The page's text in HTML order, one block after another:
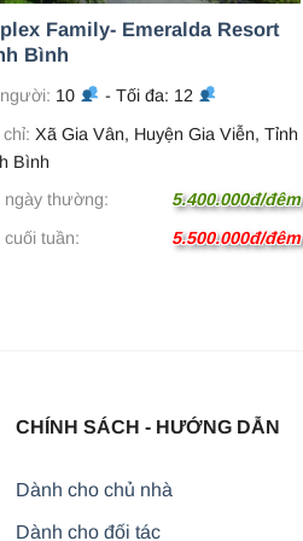
Family- Emeralda Resort
Bình
10
- Tối đa: 12
Xã Gia Vân, Huyện Gia Viễn, Tỉnh
Bình
ngày thường:
5.400.000đ/đêm
cuối tuần:
5.500.000đ/đêm
CHÍNH SÁCH - HƯỚNG DẪN
Dành cho chủ nhà
Dành cho đối tác